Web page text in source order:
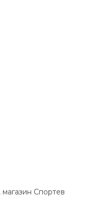
магазин Спортев